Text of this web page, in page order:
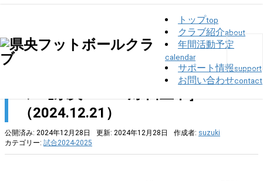
トップtop
クラブ紹介about
年間活動予定
calendar
サポート情報 support
お問い合わせcontact
保護中: 三条市会長杯ﾌｯﾄｻﾙ大会 予選ﾘｰｸﾞ［県央FC
red 対 田上中］（2024.12.21）
保護中: 三条市会長杯ﾌｯﾄｻﾙ大会 予選ﾘ
（2024.12.21）
公開済み: 2024年12月28日 更新: 2024年12月28日 作成者: suzuki
カテゴリー: 試合2024-2025